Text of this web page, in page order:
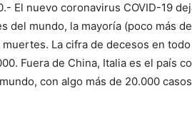
El nuevo coronavirus COVID-19
del mundo, la mayoría (poco más
La cifra de decesos en
Fuera de China, Italia es el país
con algo más de 20.000